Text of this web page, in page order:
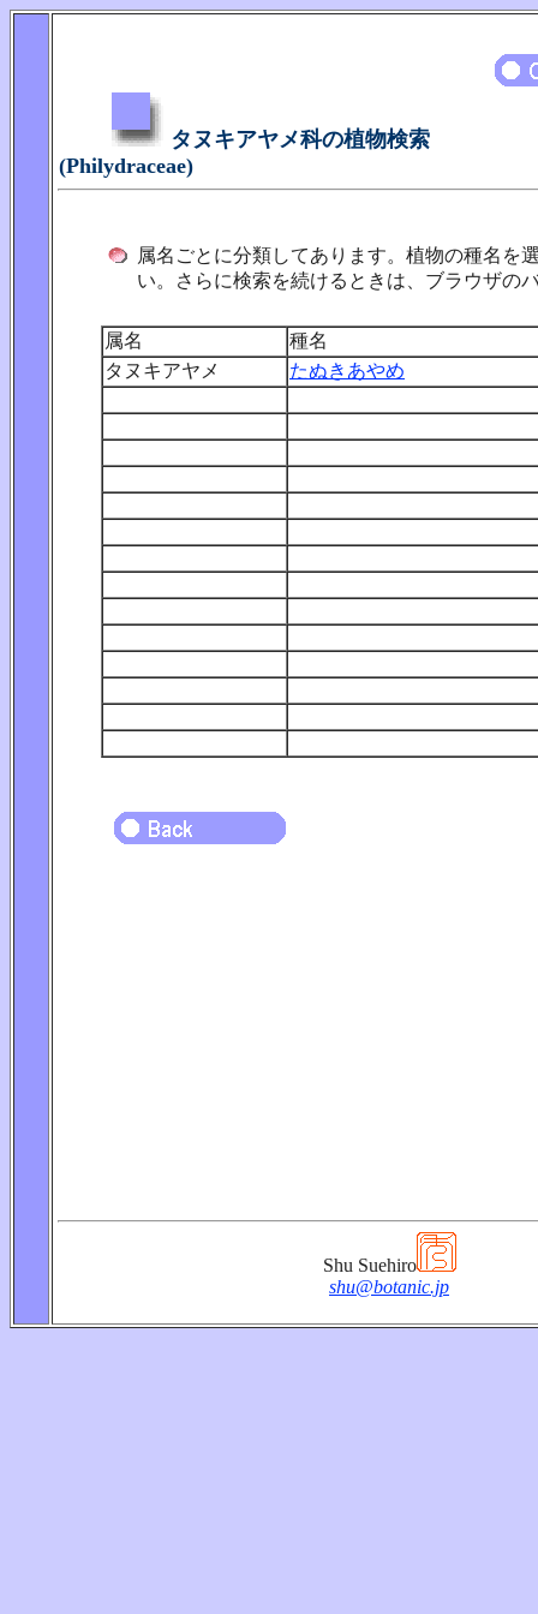
タヌキアヤメ科の植物検索
(Philydraceae)
属名ごとに分類してあります。植物の種名を
い。さらに検索を続けるときは、ブラウザの
属名
種名
タヌキアヤメ
たぬきあやめ
Shu Suehiro
shu@botanic.jp